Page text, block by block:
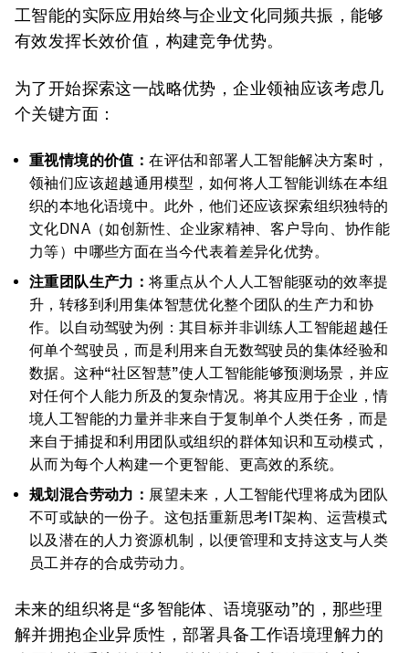
工智能的实际应用始终与企业文化同频共振，能够
有效发挥长效价值，构建竞争优势。
为了开始探索这一战略优势，企业领袖应该考虑几
个关键方面：
重视情境的价值：在评估和部署人工智能解决方案时，
领袖们应该超越通用模型，如何将人工智能训练在本组
织的本地化语境中。此外，他们还应该探索组织独特的
文化DNA（如创新性、企业家精神、客户导向、协作能
力等）中哪些方面在当今代表着差异化优势。
注重团队生产力：将重点从个人人工智能驱动的效率提
升，转移到利用集体智慧优化整个团队的生产力和协
作。以自动驾驶为例：其目标并非训练人工智能超越任
何单个驾驶员，而是利用来自无数驾驶员的集体经验和
数据。这种“社区智慧”使人工智能能够预测场景，并应
对任何个人能力所及的复杂情况。将其应用于企业，情
境人工智能的力量并非来自于复制单个人类任务，而是
来自于捕捉和利用团队或组织的群体知识和互动模式，
从而为每个人构建一个更智能、更高效的系统。
规划混合劳动力： 展望未来，人工智能代理将成为团队
不可或缺的一份子。这包括重新思考IT架构、运营模式
以及潜在的人力资源机制，以便管理和支持这支与人类
员工并存的合成劳动力。
未来的组织将是“多智能体、语境驱动”的 ，那些理
解并拥抱企业异质性，部署具备工作语境理解力的